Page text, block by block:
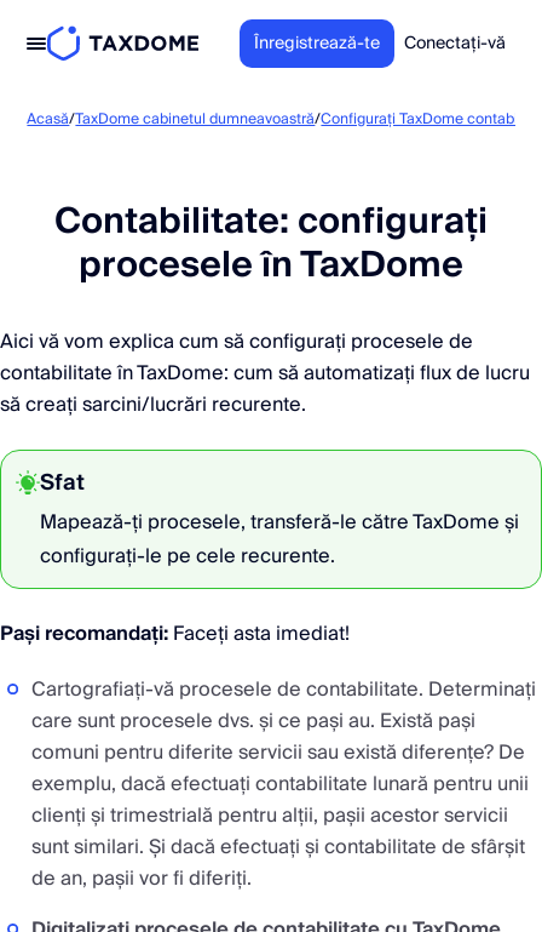
Înregistrează-te Conectați-vă
Acasă/TaxDome cabinetul dumneavoastră/Configurați TaxDome contabilii
Contabilitate: configurați
procesele în TaxDome
Aici vă vom explica cum să configurați procesele de
contabilitate în TaxDome: cum să automatizați flux de lucru
să creați sarcini/lucrări recurente.
Sfat
Mapează-ți procesele, transferă-le către TaxDome și
configurați-le pe cele recurente.
Pași recomandați:Faceți asta imediat!
Cartografiați-vă procesele de contabilitate. Determinați
care sunt procesele dvs. și ce pași au. Există pași
comuni pentru diferite servicii sau există diferențe? De
exemplu, dacă efectuați contabilitate lunară pentru unii
clienți și trimestrială pentru alții, pașii acestor servicii
sunt similari. Și dacă efectuați și contabilitate de sfârșit
de an, pașii vor fi diferiți.